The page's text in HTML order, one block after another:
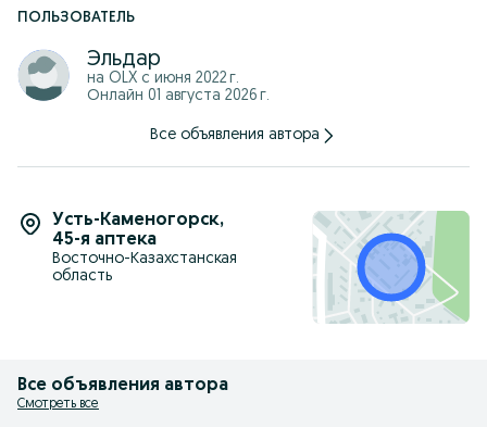
Мы рады постоянным клиентам и даём скидки при
Обещаем всегда чистую машину и аккуратных грузчиков.
Звоните! Напишите в OLX сообщения добавьте нас в
избранные.
ПОЛЬЗОВАТЕЛЬ
Эльдар
на OLX с июня 2022 г.
Онлайн 01 августа 2026 г.
Все объявления автора
Усть-Каменогорск,
45-я аптека
Восточно-Казахстанская
область
Все объявления автора
Смотреть все